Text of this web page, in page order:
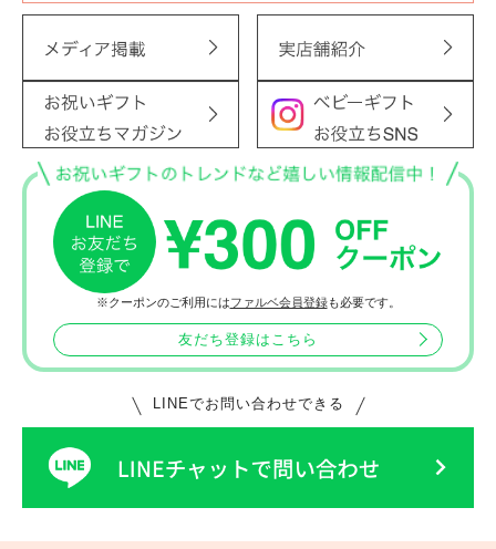
※クーポンのご利用にはファルベ会員登録も必要です。
友だち登録はこちら
LINEでお問い合わせできる